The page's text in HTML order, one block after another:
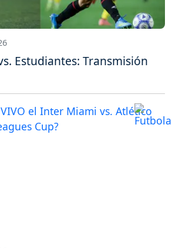
Estudiantes: Transmisión